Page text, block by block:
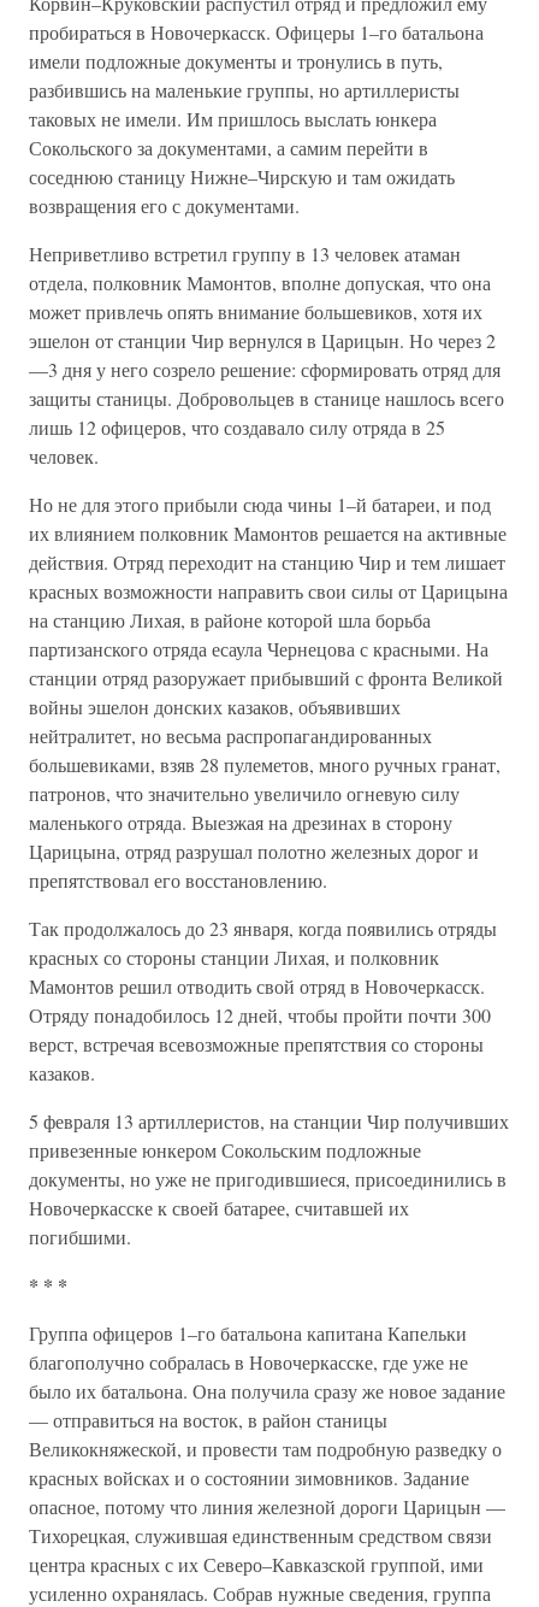
пробираться в Новочеркасск. Офицеры 1–го батальона
имели подложные документы и тронулись в путь,
разбившись на маленькие группы, но артиллеристы
таковых не имели. Им пришлось выслать юнкера
Сокольского за документами, а самим перейти в
соседнюю станицу Нижне–Чирскую и там ожидать
возвращения его с документами.
Неприветливо встретил группу в 13 человек атаман
отдела, полковник Мамонтов, вполне допуская, что она
может привлечь опять внимание большевиков, хотя их
эшелон от станции Чир вернулся в Царицын. Но через 2
—3 дня у него созрело решение: сформировать отряд для
защиты станицы. Добровольцев в станице нашлось всего
лишь 12 офицеров, что создавало силу отряда в 25
человек.
Но не для этого прибыли сюда чины 1–й батареи, и под
их влиянием полковник Мамонтов решается на активные
действия. Отряд переходит на станцию Чир и тем лишает
красных возможности направить свои силы от Царицына
на станцию Лихая, в районе которой шла борьба
партизанского отряда есаула Чернецова с красными. На
станции отряд разоружает прибывший с фронта Великой
войны эшелон донских казаков, объявивших
нейтралитет, но весьма распропагандированных
большевиками, взяв 28 пулеметов, много ручных гранат,
патронов, что значительно увеличило огневую силу
маленького отряда. Выезжая на дрезинах в сторону
Царицына, отряд разрушал полотно железных дорог и
препятствовал его восстановлению.
Так продолжалось до 23 января, когда появились отряды
красных со стороны станции Лихая, и полковник
Мамонтов решил отводить свой отряд в Новочеркасск.
Отряду понадобилось 12 дней, чтобы пройти почти 300
верст, встречая всевозможные препятствия со стороны
казаков.
5 февраля 13 артиллеристов, на станции Чир получивших
привезенные юнкером Сокольским подложные
документы, но уже не пригодившиеся, присоединились в
Новочеркасске к своей батарее, считавшей их
погибшими.
* * *
Группа офицеров 1–го батальона капитана Капельки
благополучно собралась в Новочеркасске, где уже не
было их батальона. Она получила сразу же новое задание
— отправиться на восток, в район станицы
Великокняжеской, и провести там подробную разведку о
красных войсках и о состоянии зимовников. Задание
опасное, потому что линия железной дороги Царицын —
Тихорецкая, служившая единственным средством связи
центра красных с их Северо–Кавказской группой, ими
усиленно охранялась. Собрав нужные сведения, группа